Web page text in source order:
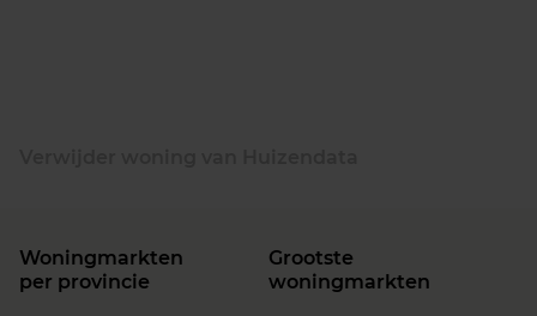
Woningmarkten
per provincie
Grootste
woningmarkten